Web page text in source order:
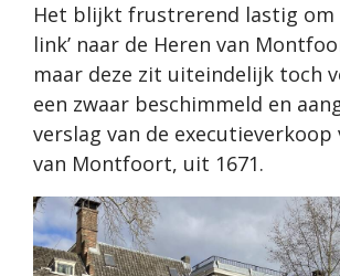
Het blijkt frustrerend lastig om
link’ naar de Heren van
maar deze zit uiteindelijk toch
een zwaar beschimmeld en
verslag van de executieverkoop
van Montfoort, uit 1671.